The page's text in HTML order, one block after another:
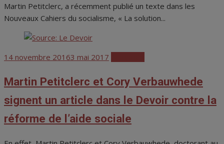
Martin Petitclerc, a récemment publié un texte dans les
Nouveaux Cahiers du socialisme, « La solution...
Posted
14 novembre 20163 mai 2017
Martin Petitclerc et Cory Verbauwhede
signent un article dans le Devoir contre la
réforme de l’aide sociale